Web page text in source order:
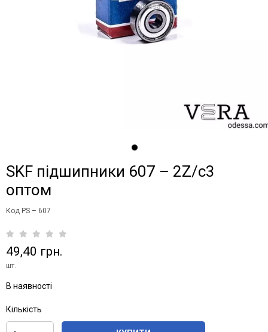
SKF підшипники 607 – 2Z/с3
оптом
Код PS – 607
49,40 грн.
шт.
В наявності
Кількість